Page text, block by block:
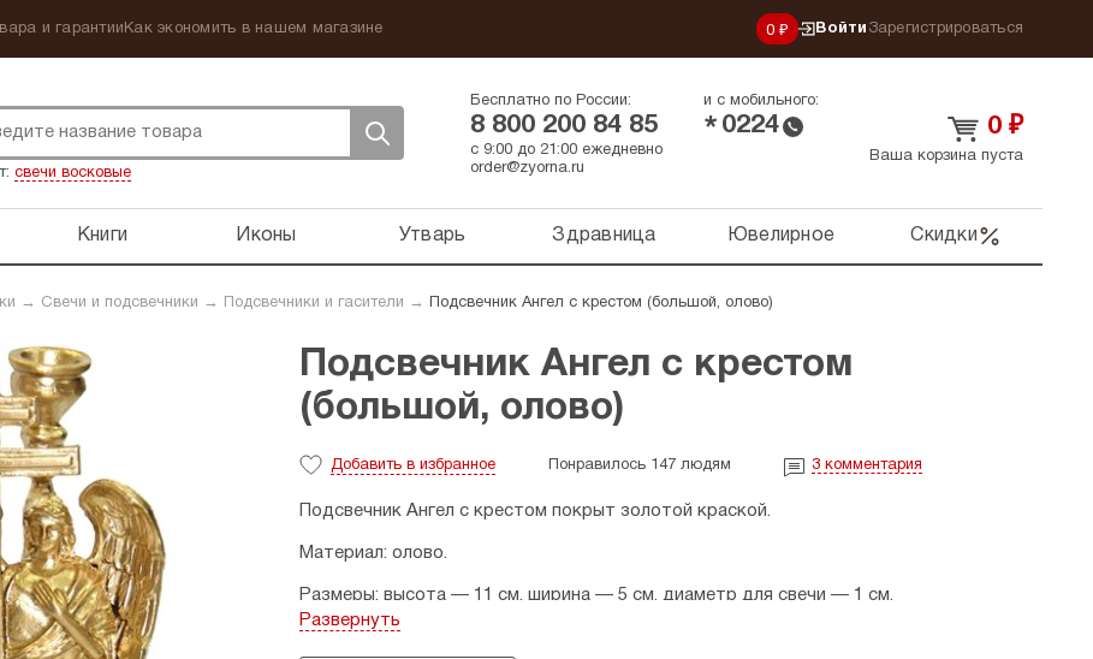
и гарантии Как экономить в нашем магазине 0 ₽ Войти Зарегистрироваться
свечи восковые
Бесплатно по России:
8 800 200 84 85
и с мобильного:
* 0224
с 9:00 до 21:00 ежедневно
order@zyorna.ru
0 ₽
Ваша корзина пуста
Книги Иконы Утварь Здравница Ювелирное Скидки
→ Свечи и подсвечники → Подсвечники и гасители → Подсвечник Ангел с крестом (большой, олово)
Подсвечник Ангел с крестом
(большой, олово)
Добавить в избранное Понравилось 147 людям 3 комментария
Подсвечник Ангел с крестом покрыт золотой краской.
Материал: олово.
Размеры: высота — 11 см, ширина — 5 см, диаметр для свечи — 1 см.
Развернуть